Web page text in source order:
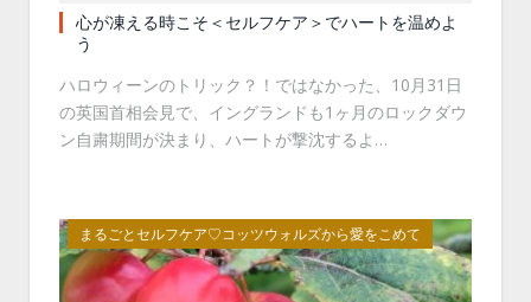
心が凍える時こそ＜セルフケア＞でハートを温めよ
う
ハロウィーンのトリック？！ではなかった、10月31日
の英国首相会見で、イングランドも1ヶ月のロックダウ
ン自粛期間が決まり、ハートが撃沈するよ…
まるごとセルフケア♡コッツウォルズから愛をこめて